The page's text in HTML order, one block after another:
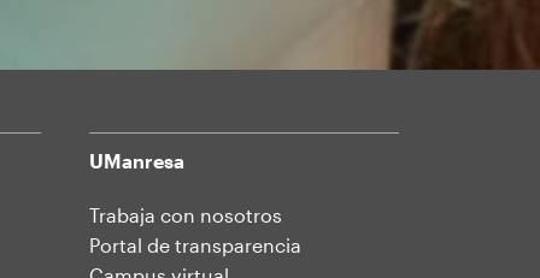
UManresa
Trabaja con nosotros
Portal de transparencia